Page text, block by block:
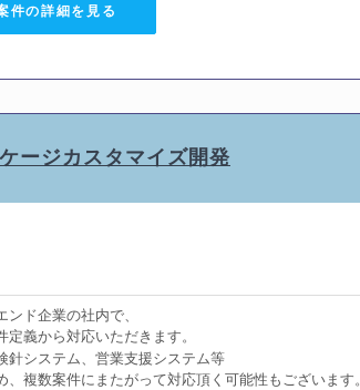
件の詳細を見る
ージカスタマイズ開発
ド企業の社内で、
義から対応いただきます。
針システム、営業支援システム等
複数案件にまたがって対応頂く可能性もございます。